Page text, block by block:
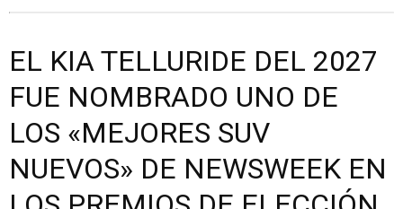
EL KIA TELLURIDE DEL 2027
FUE NOMBRADO UNO DE
LOS «MEJORES SUV
NUEVOS» DE NEWSWEEK EN